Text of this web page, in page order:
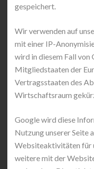
gespeichert.
Wir verwenden auf
mit einer IP-
wird in diesem Fall von
Mitgliedstaaten der
Vertragsstaaten des
Wirtschaftsraum
Google wird diese
Nutzung unserer Seite
Websiteaktivitäten für
weitere mit der